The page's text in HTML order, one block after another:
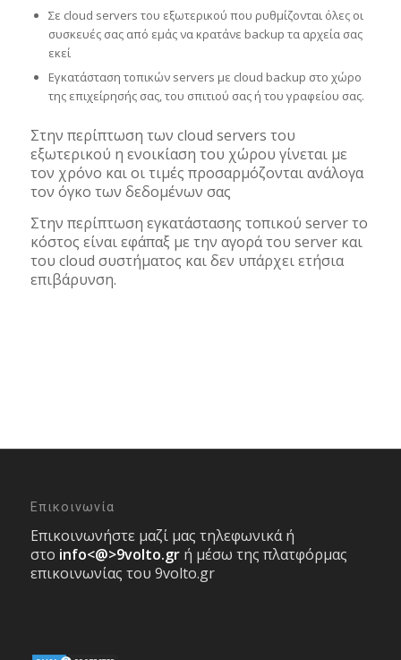
Σε cloud servers του εξωτερικού που ρυθμίζονται όλες οι
συσκευές σας από εμάς να κρατάνε backup τα αρχεία σας
εκεί
Εγκατάσταση τοπικών servers με cloud backup στο χώρο
της επιχείρησής σας, του σπιτιού σας ή του γραφείου σας.
Στην περίπτωση των cloud servers του
εξωτερικού η ενοικίαση του χώρου γίνεται με
τον χρόνο και οι τιμές προσαρμόζονται ανάλογα
τον όγκο των δεδομένων σας
Στην περίπτωση εγκατάστασης τοπικού server το
κόστος είναι εφάπαξ με την αγορά του server και
του cloud συστήματος και δεν υπάρχει ετήσια
επιβάρυνση.
Επικοινωνία
Επικοινωνήστε μαζί μας τηλεφωνικά ή
στο info<@>9volto.gr ή μέσω της πλατφόρμας
επικοινωνίας του 9volto.gr